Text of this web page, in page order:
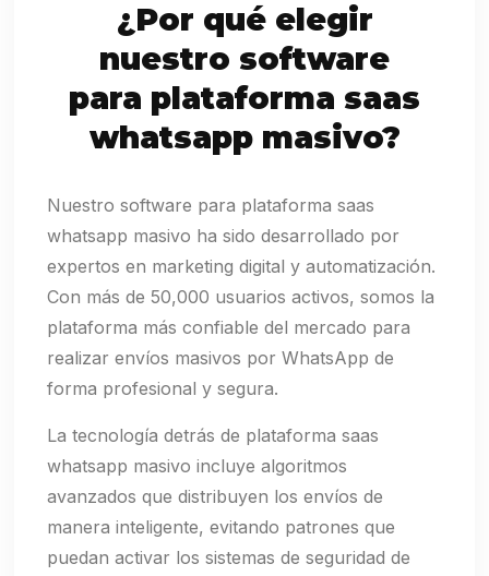
¿Por qué elegir
nuestro software
para plataforma saas
whatsapp masivo?
Nuestro software para plataforma saas
whatsapp masivo ha sido desarrollado por
expertos en marketing digital y automatización.
Con más de 50,000 usuarios activos, somos la
plataforma más confiable del mercado para
realizar envíos masivos por WhatsApp de
forma profesional y segura.
La tecnología detrás de plataforma saas
whatsapp masivo incluye algoritmos
avanzados que distribuyen los envíos de
manera inteligente, evitando patrones que
puedan activar los sistemas de seguridad de